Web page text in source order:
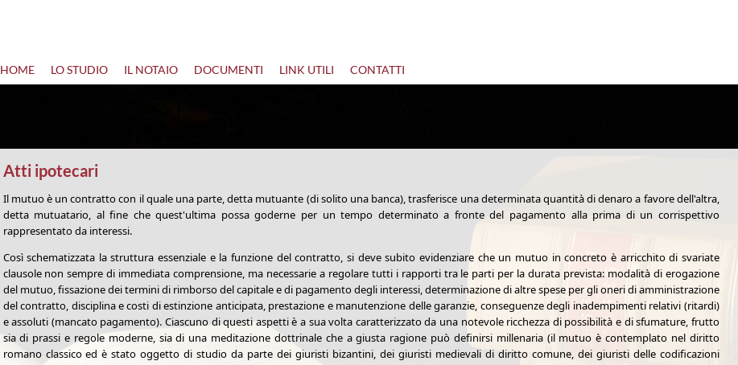
HOME LO STUDIO IL NOTAIO DOCUMENTI LINK UTILI CONTATTI
Atti ipotecari
Il mutuo è un contratto con il quale una parte, detta mutuante (di solito una banca), trasferisce una determinata quantità di denaro a favore dell'altra,
detta mutuatario, al fine che quest'ultima possa goderne per un tempo determinato a fronte del pagamento alla prima di un corrispettivo
rappresentato da interessi.
Così schematizzata la struttura essenziale e la funzione del contratto, si deve subito evidenziare che un mutuo in concreto è arricchito di svariate
clausole non sempre di immediata comprensione, ma necessarie a regolare tutti i rapporti tra le parti per la durata prevista: modalità di erogazione
del mutuo, fissazione dei termini di rimborso del capitale e di pagamento degli interessi, determinazione di altre spese per gli oneri di amministrazione
del contratto, disciplina e costi di estinzione anticipata, prestazione e manutenzione delle garanzie, conseguenze degli inadempimenti relativi (ritardi)
e assoluti (mancato pagamento). Ciascuno di questi aspetti è a sua volta caratterizzato da una notevole ricchezza di possibilità e di sfumature, frutto
sia di prassi e regole moderne, sia di una meditazione dottrinale che a giusta ragione può definirsi millenaria (il mutuo è contemplato nel diritto
romano classico ed è stato oggetto di studio da parte dei giuristi bizantini, dei giuristi medievali di diritto comune, dei giuristi delle codificazioni